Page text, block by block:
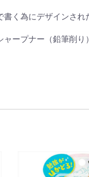
く為にデザインされ
ープナー（鉛筆削